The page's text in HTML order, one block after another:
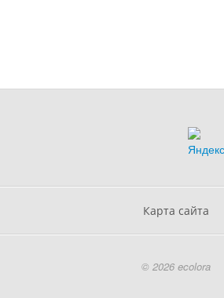
Карта сайта
© 2026 ecolora